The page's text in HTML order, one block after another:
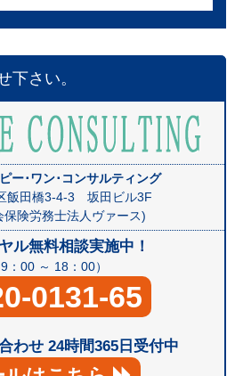
下さい。
ー･ワン･コンサルティング
飯田橋3-4-3 坂田ビル3F
保険労務士法人ヴァース)
ル無料相談実施中！
：00 ～ 18：00）
0131-65
わせ 24時間365日受付中